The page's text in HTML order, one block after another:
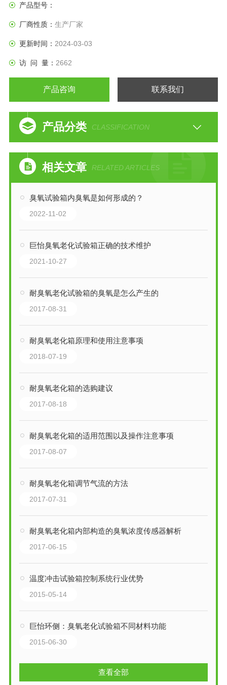
产品型号：
厂商性质： 生产厂家
更新时间： 2024-03-03
访 问 量： 2662
产品咨询 联系我们
产品分类 CLASSIFICATION
相关文章 RELATED ARTICLES
臭氧试验箱内臭氧是如何形成的？
2022-11-02
巨怡臭氧老化试验箱正确的技术维护
2021-10-27
耐臭氧老化试验箱的臭氧是怎么产生的
2017-08-31
耐臭氧老化箱原理和使用注意事项
2018-07-19
耐臭氧老化箱的选购建议
2017-08-18
耐臭氧老化箱的适用范围以及操作注意事项
2017-08-07
耐臭氧老化箱调节气流的方法
2017-07-31
耐臭氧老化箱内部构造的臭氧浓度传感器解析
2017-06-15
温度冲击试验箱控制系统行业优势
2015-05-14
巨怡环侧：臭氧老化试验箱不同材料功能
2015-06-30
查看全部